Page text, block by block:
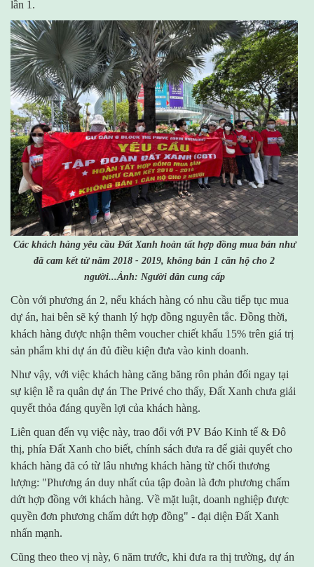
lần 1.
Các khách hàng yêu cầu Đất Xanh hoàn tất hợp đồng mua bán như
đã cam kết từ năm 2018 - 2019, không bán 1 căn hộ cho 2
người...Ảnh: Người dân cung cấp
Còn với phương án 2, nếu khách hàng có nhu cầu tiếp tục mua
dự án, hai bên sẽ ký thanh lý hợp đồng nguyên tắc. Đồng thời,
khách hàng được nhận thêm voucher chiết khấu 15% trên giá trị
sản phẩm khi dự án đủ điều kiện đưa vào kinh doanh.
Như vậy, với việc khách hàng căng băng rôn phản đối ngay tại
sự kiện lễ ra quân dự án The Privé cho thấy, Đất Xanh chưa giải
quyết thỏa đáng quyền lợi của khách hàng.
Liên quan đến vụ việc này, trao đổi với PV Báo Kinh tế & Đô
thị, phía Đất Xanh cho biết, chính sách đưa ra để giải quyết cho
khách hàng đã có từ lâu nhưng khách hàng từ chối thương
lượng: "Phương án duy nhất của tập đoàn là đơn phương chấm
dứt hợp đồng với khách hàng. Về mặt luật, doanh nghiệp được
quyền đơn phương chấm dứt hợp đồng" - đại diện Đất Xanh
nhấn mạnh.
Cũng theo theo vị này, 6 năm trước, khi đưa ra thị trường, dự án